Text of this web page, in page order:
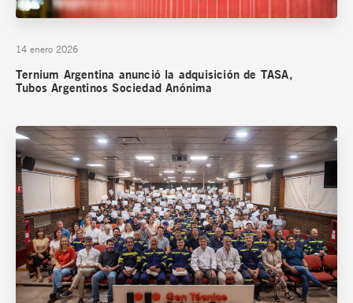
14 enero 2026
Ternium Argentina anunció la adquisición de TASA,
Tubos Argentinos Sociedad Anónima